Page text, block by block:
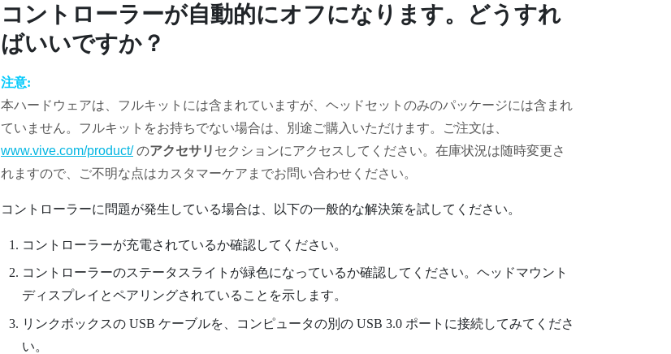
コントローラーが自動的にオフになります。どうすれ
ばいいですか？
注意:
本ハードウェアは、フルキットには含まれていますが、ヘッドセットのみのパッケージには含まれ
ていません。フルキットをお持ちでない場合は、別途ご購入いただけます。ご注文は、
www.vive.com/product/のアクセサリ セクションにアクセスしてください。在庫状況は随時変更さ
れますので、ご不明な点はカスタマーケアまでお問い合わせください。
コントローラーに問題が発生している場合は、以下の一般的な解決策を試してください。
コントローラーが充電されているか確認してください。
コントローラーのステータスライトが緑色になっているか確認してください。ヘッドマウント
ディスプレイとペアリングされていることを示します。
リンクボックスの USB ケーブルを、コンピュータの別の USB 3.0 ポートに接続してみてくださ
い。